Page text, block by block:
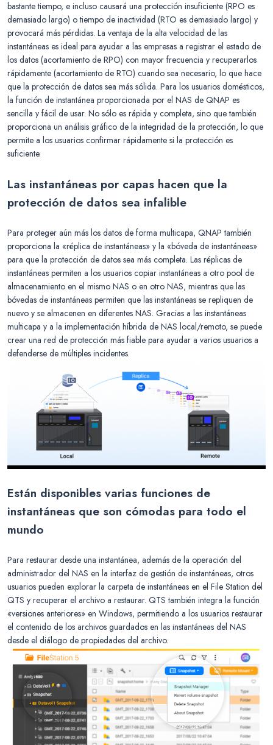
bastante tiempo, e incluso causará una protección insuficiente (RPO es
demasiado largo) o tiempo de inactividad (RTO es demasiado largo) y
provocará más pérdidas. La ventaja de la alta velocidad de las
instantáneas es ideal para ayudar a las empresas a registrar el estado de
los datos (acortamiento de RPO) con mayor frecuencia y recuperarlos
rápidamente (acortamiento de RTO) cuando sea necesario, lo que hace
que la protección de datos sea más sólida. Para los usuarios domésticos,
la función de instantánea proporcionada por el NAS de QNAP es
sencilla y fácil de usar. No sólo es rápida y completa, sino que también
proporciona un análisis gráfico de la integridad de la protección, lo que
permite a los usuarios confirmar rápidamente si la protección es
suficiente.
Las instantáneas por capas hacen que la
protección de datos sea infalible
Para proteger aún más los datos de forma multicapa, QNAP también
proporciona la «réplica de instantáneas» y la «bóveda de instantáneas»
para que la protección de datos sea más completa. Las réplicas de
instantáneas permiten a los usuarios copiar instantáneas a otro pool de
almacenamiento en el mismo NAS o en otro NAS, mientras que las
bóvedas de instantáneas permiten que las instantáneas se repliquen de
nuevo y se almacenen en diferentes NAS. Gracias a las instantáneas
multicapa y a la implementación híbrida de NAS local/remoto, se puede
crear una red de protección más fiable para ayudar a varios usuarios a
defenderse de múltiples incidentes.
Están disponibles varias funciones de
instantáneas que son cómodas para todo el
mundo
Para restaurar desde una instantánea, además de la operación del
administrador del NAS en la interfaz de gestión de instantáneas, otros
usuarios pueden explorar la carpeta de instantáneas en el File Station del
QTS y recuperar el archivo a restaurar. QTS también integra la función
«versiones anteriores» en Windows, permitiendo a los usuarios restaurar
el contenido de los archivos guardados en las instantáneas del NAS
desde el diálogo de propiedades del archivo.